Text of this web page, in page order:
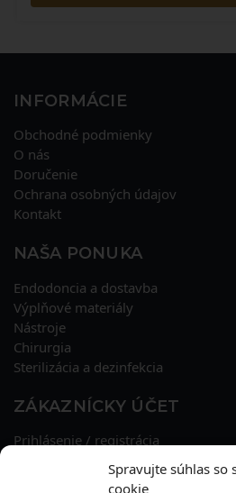
Spravujte súhlas so
cookie
INFORMÁCIE
Obchodné podmienky
O nás
Doručenie
Ochrana osobných údajov
Kontakt
NAŠA PONUKA
Endodoncia a dostavba
Výplňové materiály
Nástroje
Chirurgia
Sterilizácia a dezinfekcia
ZÁKAZNÍCKY ÚČET
Prihlásenie / registrácia